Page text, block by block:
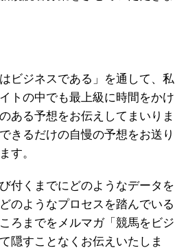
ビジネスである」を通して、私
トの中でも最上級に時間をかけ
ある予想をお伝えしてまいりま
きるだけの自慢の予想をお送り
す。
付くまでにどのようなデータを
のようなプロセスを踏んでいる
ろまでをメルマガ「競馬をビジ
隠すことなくお伝えいたしま